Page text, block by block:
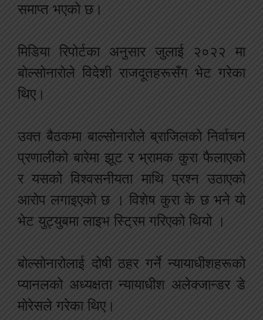
समाप्त भएको छ।
मिडिया रिपोर्टका अनुसार जुलाई २०२२ मा
बोल्सोनारोले विदेशी राजदूतहरूसँग भेट गरेका
थिए।
उक्त बैठकमा बाल्सोनारोले ब्राजिलको निर्वाचन
प्रणालीको बारेमा झूट र भ्रामक कुरा फैलाएको
र यसको विश्वसनीयता माथि प्रश्न उठाएको
आरोप लगाइएको छ । विशेष कुरा के छ भने यो
भेट युट्युबमा लाइभ स्ट्रिम गरिएको थियो ।
बोल्सोनारोलाई दोषी ठहर गर्ने न्यायाधीशहरूको
प्यानलको अध्यक्षता न्यायाधीश अलेक्जान्डर डे
मोरेसले गरेका थिए।